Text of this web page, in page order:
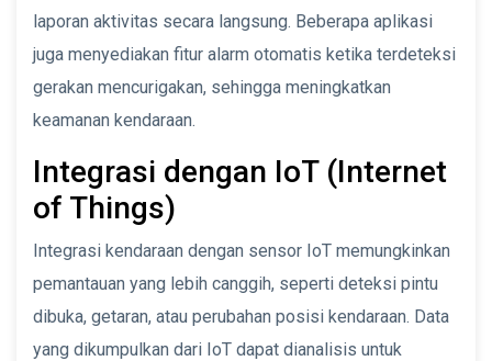
laporan aktivitas secara langsung. Beberapa aplikasi
juga menyediakan fitur alarm otomatis ketika terdeteksi
gerakan mencurigakan, sehingga meningkatkan
keamanan kendaraan.
Integrasi dengan IoT (Internet
of Things)
Integrasi kendaraan dengan sensor IoT memungkinkan
pemantauan yang lebih canggih, seperti deteksi pintu
dibuka, getaran, atau perubahan posisi kendaraan. Data
yang dikumpulkan dari IoT dapat dianalisis untuk